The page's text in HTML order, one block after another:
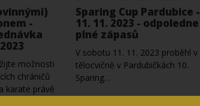
-
možnosti
chráničů
karate právě
Sparing Cup Pardubice -
11. 11. 2023 - odpoledne
plné zápasů
V sobotu 11. 11. 2023 proběhl v
tělocvičně v Pardubičkách 10.
Sparing…